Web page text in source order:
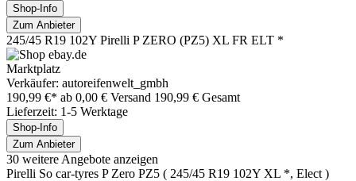
Shop-Info
Zum Anbieter
245/45 R19 102Y Pirelli P ZERO (PZ5) XL FR ELT *
Marktplatz
Verkäufer: autoreifenwelt_gmbh
190,99 €* ab 0,00 € Versand 190,99 € Gesamt
Lieferzeit: 1-5 Werktage
Shop-Info
Zum Anbieter
30 weitere Angebote anzeigen
Pirelli So car-tyres P Zero PZ5 ( 245/45 R19 102Y XL *, Elect )